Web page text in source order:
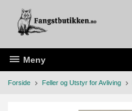
innholdet
Meny
Forside Feller og Utstyr for Avliving